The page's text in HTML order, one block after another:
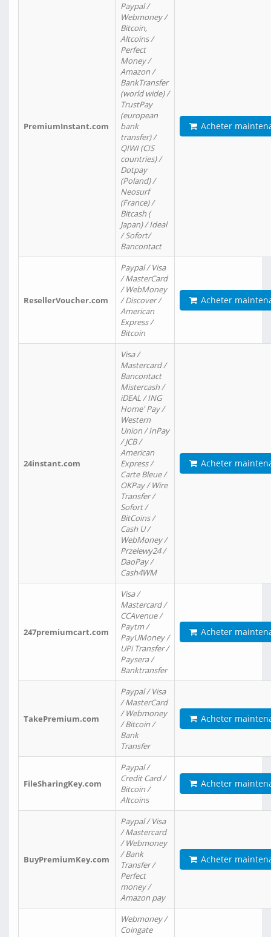
PremiumInstant.com
Paypal /
Webmoney /
Bitcoin,
Altcoins /
Perfect
Money /
Amazon /
BankTransfer
(world wide) /
TrustPay
(european
bank
transfer) /
QIWI (CIS
countries) /
Dotpay
(Poland) /
Neosurf
(France) /
Bitcash (
Japan) / Ideal
/ Sofort/
Bancontact
Acheter
ResellerVoucher.com
Paypal / Visa
/ MasterCard
/ WebMoney
/ Discover /
American
Express /
Bitcoin
Acheter
24instant.com
Visa /
Mastercard /
Bancontact
Mistercash /
iDEAL / ING
Home' Pay /
Western
Union / InPay
/ JCB /
American
Express /
Carte Bleue /
OKPay / Wire
Transfer /
Sofort /
BitCoins /
Cash U /
WebMoney /
Przelewy24 /
DaoPay /
Cash4WM
Acheter
247premiumcart.com
Visa /
Mastercard /
CCAvenue /
Paytm /
PayUMoney /
UPi Transfer /
Paysera /
Banktransfer
Acheter
TakePremium.com
Paypal / Visa
/ MasterCard
/ Webmoney
/ Bitcoin /
Bank
Transfer
Acheter
FileSharingKey.com
Paypal /
Credit Card /
Bitcoin /
Altcoins
Acheter
BuyPremiumKey.com
Paypal / Visa
/ Mastercard
/ Webmoney
/ Bank
Transfer /
Perfect
money /
Amazon pay
Acheter
Webmoney /
Coingate